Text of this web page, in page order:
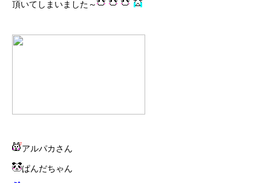
頂いてしまいました～
アルパカさん
ぱんだちゃん